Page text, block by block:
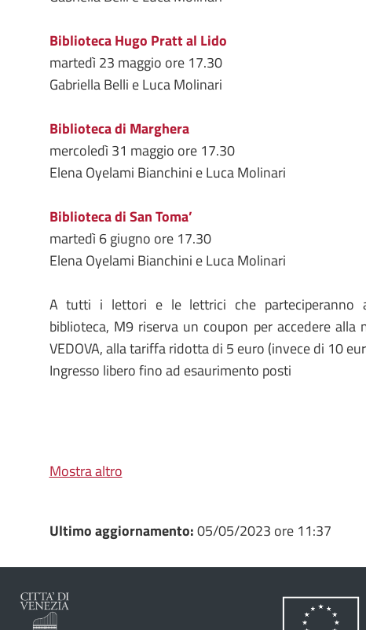
Biblioteca Hugo Pratt al Lido
martedì 23 maggio ore 17.30
Gabriella Belli e Luca Molinari
Biblioteca di Marghera
mercoledì 31 maggio ore 17.30
Elena Oyelami Bianchini e Luca Molinari
Biblioteca di San Toma’
martedì 6 giugno ore 17.30
Elena Oyelami Bianchini e Luca Molinari
A tutti i lettori e le lettrici che parteciperanno
biblioteca, M9 riserva un coupon per accedere alla
VEDOVA, alla tariffa ridotta di 5 euro (invece di 10
Ingresso libero fino ad esaurimento posti
Mostra altro
Ultimo aggiornamento:05/05/2023 ore 11:37